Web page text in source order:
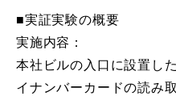
■実証実験の概要
実施内容：
本社ビルの入口に設置し
イナンバーカードの読み